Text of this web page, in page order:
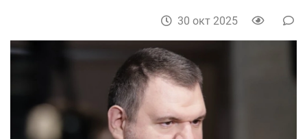
30 окт 2025